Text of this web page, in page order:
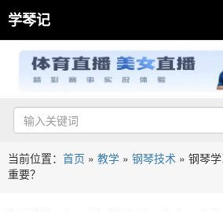
学琴记
当前位置： 首页 » 教学 » 钢琴技术 » 钢琴
重要？